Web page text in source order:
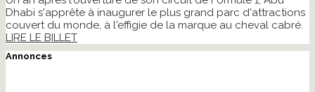
Dhabi s'apprête à inaugurer le plus grand parc d'attractions
couvert du monde, à l'effigie de la marque au cheval cabré.
LIRE LE BILLET
Annonces